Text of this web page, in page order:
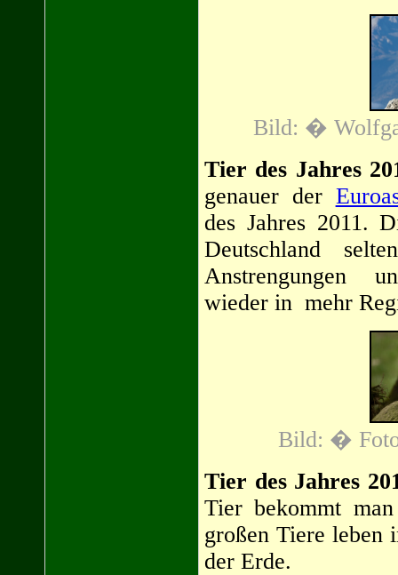
Bild: �
Tier des Jahres
genauer der
des Jahres 2011.
Deutschland
Anstrengungen
wieder in mehr
Bild: �
Tier des Jahres
Tier bekommt
großen Tiere leben
der Erde.